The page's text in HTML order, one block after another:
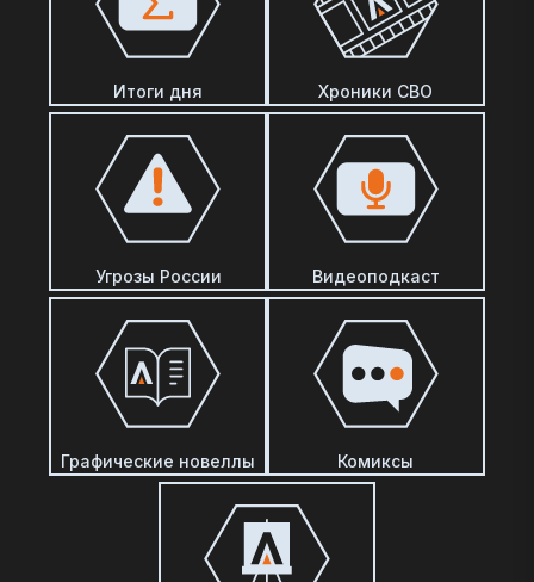
Итоги дня Хроники СВО
Угрозы России Видеоподкаст
Графические новеллы Комиксы